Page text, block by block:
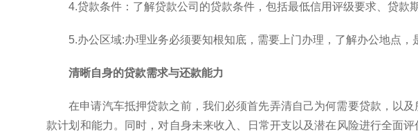
4.贷款条件：了解贷款公司的贷款条件，包括最低信用评级要求、贷款
5.办公区域:办理业务必须要知根知底，需要上门办理，了解办公地点，
清晰自身的贷款需求与还款能力
在申请汽车抵押贷款之前，我们必须首先弄清自己为何需要贷款，以
款计划和能力。同时，对自身未来收入、日常开支以及潜在风险进行全面